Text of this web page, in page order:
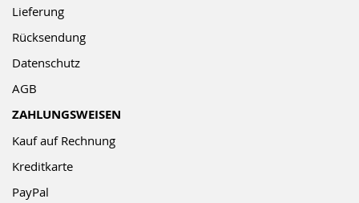
Lieferung
Rücksendung
Datenschutz
AGB
ZAHLUNGSWEISEN
Kauf auf Rechnung
Kreditkarte
PayPal